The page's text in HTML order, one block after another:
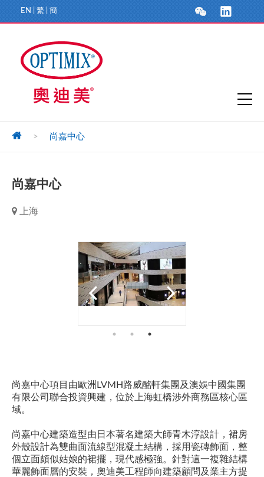
EN 繁 簡
> 尚嘉中心
尚嘉中心
上海
尚嘉中心項目由歐洲LVMH路威酩軒集團及澳娛中國集團
有限公司聯合投資興建，位於上海虹橋涉外商務區核心區
域。
尚嘉中心建築造型由日本著名建築大師青木淳設計，裙房
外殼設計為雙曲面流線型混凝土結構，採用瓷磚飾面，整
個立面頗似姑娘的裙擺，現代感極強。針對這一複雜結構
華麗飾面層的安裝，奧迪美工程師向建築顧問及業主方提